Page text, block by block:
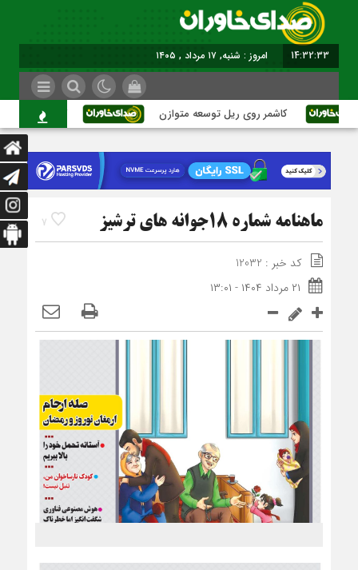
14:32:34 امروز : شنبه, ۱۷ مرداد , ۱۴۰۵
کاشمر روی ریل توسعه متوازن کاشمر؛ عبور از
7 ماهنامه شماره 18جوانه های ترشیز
کد خبر : 12032
۲۱ مرداد ۱۴۰۴ - ۱۳:۰۱